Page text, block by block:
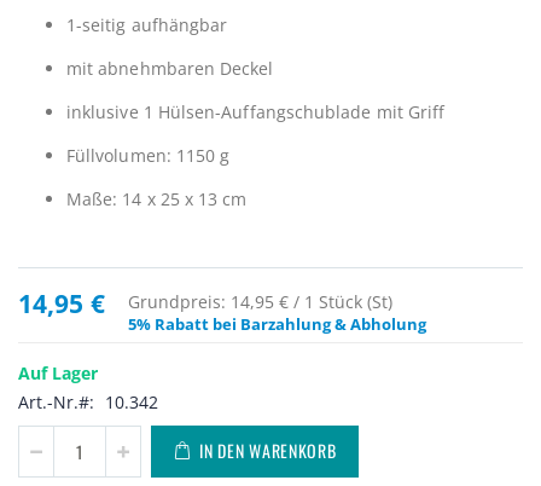
1-seitig aufhängbar
mit abnehmbaren Deckel
inklusive 1 Hülsen-Auffangschublade mit Griff
Füllvolumen: 1150 g
Maße: 14 x 25 x 13 cm
14,95 € Grundpreis: 14,95 € / 1 Stück (St)
5% Rabatt bei Barzahlung & Abholung
Auf Lager
Art.-Nr.
10.342
IN DEN WARENKORB